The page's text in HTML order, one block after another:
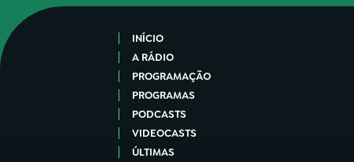
INÍCIO
A RÁDIO
PROGRAMAÇÃO
PROGRAMAS
PODCASTS
VIDEOCASTS
ÚLTIMAS